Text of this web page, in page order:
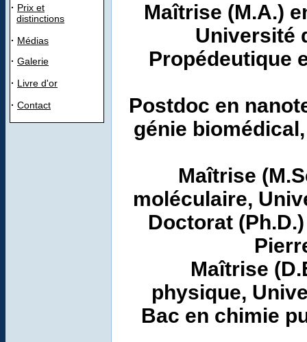
· Prix et
distinctions
· Médias
· Galerie
· Livre d'or
· Contact
Maîtrise (M.A.)
Université
Propédeutique
Postdoc en
génie
Maîtrise
moléculaire,
Doctorat
Maîtrise
physique,
Bac en chimie